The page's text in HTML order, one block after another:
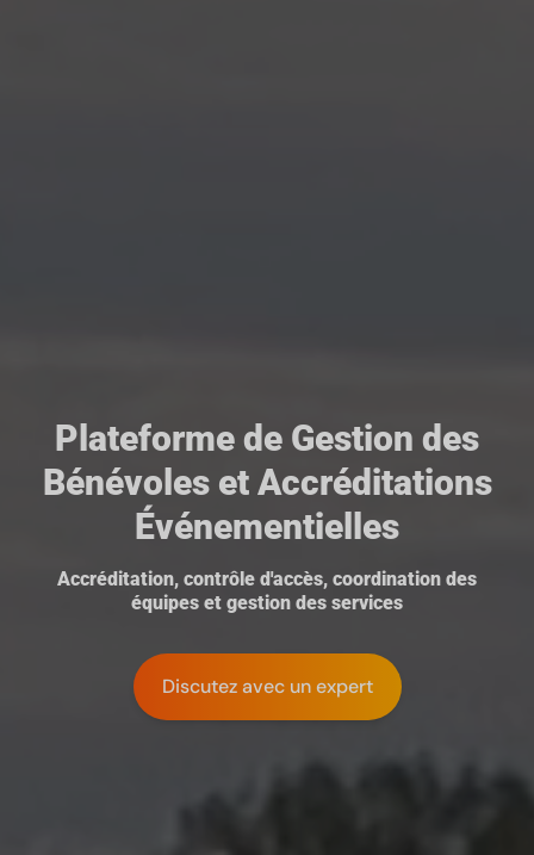
Plateforme de Gestion des
Bénévoles et Accréditations
Événementielles
Accréditation, contrôle d'accès, coordination des
équipes et gestion des services
Discutez avec un expert